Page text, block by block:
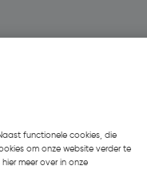
btw € 6,19
functionele cookies, die
om onze website verder te
meer over in onze